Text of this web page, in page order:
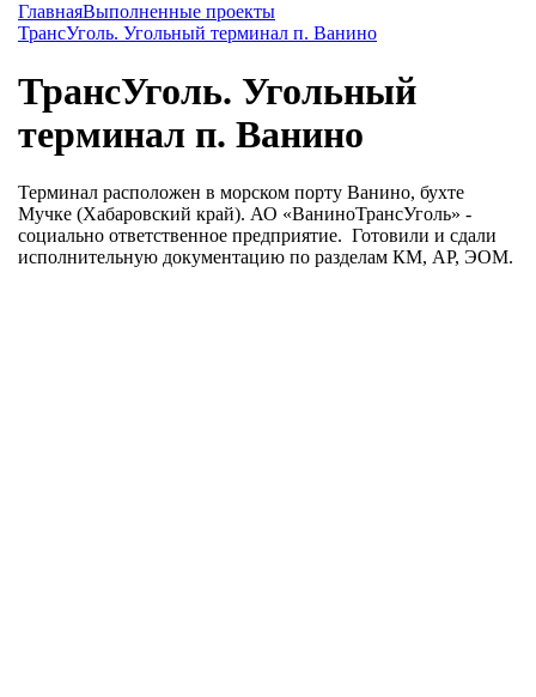
ГлавнаяВыполненные проекты
ТрансУголь. Угольный терминал п. Ванино
ТрансУголь. Угольный
терминал п. Ванино
Терминал расположен в морском порту Ванино, бухте
Мучке (Хабаровский край). АО «ВаниноТрансУголь» -
социально ответственное предприятие. Готовили и сдали
исполнительную документацию по разделам КМ, АР, ЭОМ.